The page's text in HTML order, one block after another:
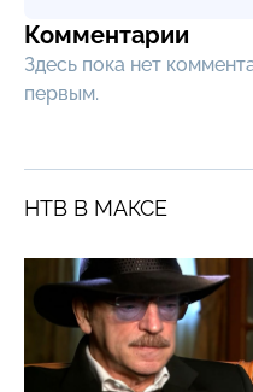
Комментарии
Здесь пока нет
первым.
НТВ В МАКСЕ